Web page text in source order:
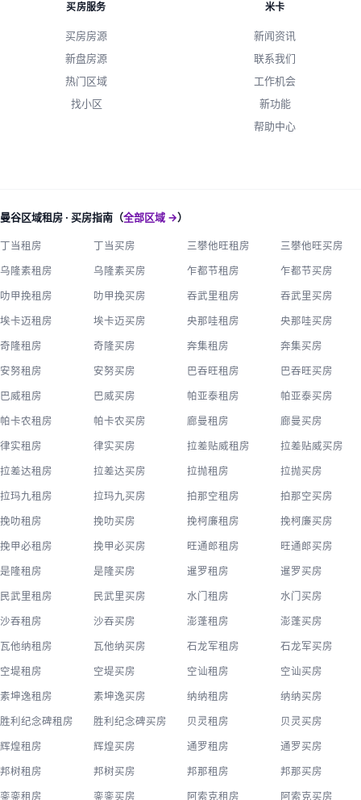
买房服务
买房房源
新盘房源
热门区域
找小区
米卡
新闻资讯
联系我们
工作机会
新功能
帮助中心
曼谷区域租房 · 买房指南（全部区域 →）
丁当租房 丁当买房 三攀他旺租房 三攀他旺买房
乌隆素租房 乌隆素买房 乍都节租房 乍都节买房
叻甲挽租房 叻甲挽买房 吞武里租房 吞武里买房
埃卡迈租房 埃卡迈买房 央那哇租房 央那哇买房
奇隆租房 奇隆买房 奔集租房 奔集买房
安努租房 安努买房 巴吞旺租房 巴吞旺买房
巴威租房 巴威买房 帕亚泰租房 帕亚泰买房
帕卡农租房 帕卡农买房 廊曼租房 廊曼买房
律实租房 律实买房 拉差贴威租房 拉差贴威买房
拉差达租房 拉差达买房 拉抛租房 拉抛买房
拉玛九租房 拉玛九买房 拍那空租房 拍那空买房
挽叻租房 挽叻买房 挽柯廉租房 挽柯廉买房
挽甲必租房 挽甲必买房 旺通郎租房 旺通郎买房
是隆租房 是隆买房 暹罗租房 暹罗买房
民武里租房 民武里买房 水门租房 水门买房
沙吞租房 沙吞买房 澎蓬租房 澎蓬买房
瓦他纳租房 瓦他纳买房 石龙军租房 石龙军买房
空堤租房 空堤买房 空讪租房 空讪买房
素坤逸租房 素坤逸买房 纳纳租房 纳纳买房
胜利纪念碑租房 胜利纪念碑买房 贝灵租房 贝灵买房
辉煌租房 辉煌买房 通罗租房 通罗买房
邦树租房 邦树买房 邦那租房 邦那买房
銮銮租房 銮銮买房 阿索克租房 阿索克买房